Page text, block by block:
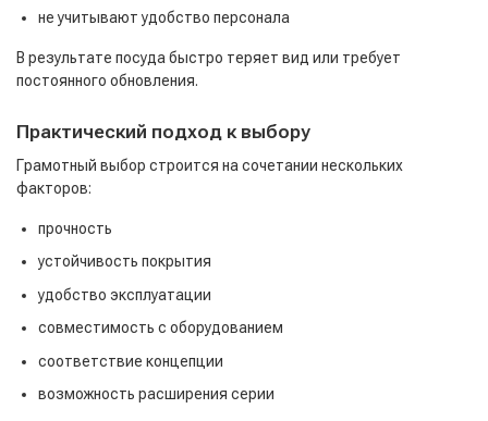
не учитывают удобство персонала
В результате посуда быстро теряет вид или требует
постоянного обновления.
Практический подход к выбору
Грамотный выбор строится на сочетании нескольких
факторов:
прочность
устойчивость покрытия
удобство эксплуатации
совместимость с оборудованием
соответствие концепции
возможность расширения серии